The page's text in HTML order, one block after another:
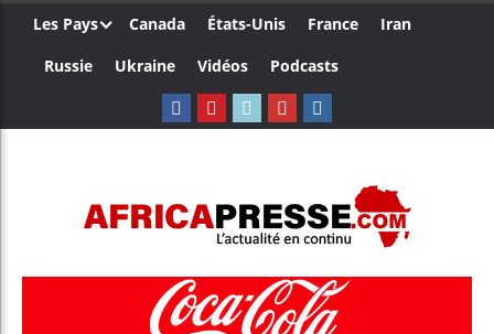
Les Pays Canada États-Unis France
Iran
Russie
Ukraine Vidéos Podcasts